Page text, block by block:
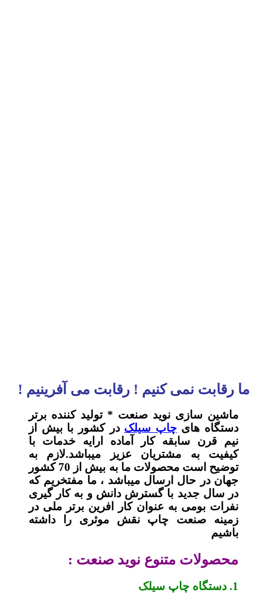
ما رقابت نمی کنیم ! رقابت می آفرینیم !
ماشین سازی نوید صنعت * تولید کننده برتر
دستگاه هایچاپ سیلک در کشور با بیش از
نیم قرن سابقه کار آماده ارایه خدمات با
کیفیت به مشتریان عزیز میباشد.لازم به
توضیح است محصولات ما به بیش از 70 کشور
جهان در حال ارسال میباشد ، ما مفتخریم که
در سال جدید با گسترش دانش و به کار گیری
نفرات بومی به عنوان کار افرین برتر ملی در
زمینه صنعت چاپ نقش موثری را داشته
باشیم
محصولات متنوع نوید صنعت :
1. دستگاه چاپ سیلک